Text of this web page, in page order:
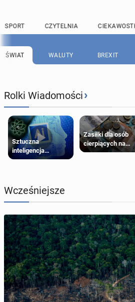
SPORT CZYTELNIA
ŚWIAT WALUTY BREXIT
Rolki Wiadomości›
Sztuczna
inteligencja
próbowała oszukać
Zasiłki dla osób
cierpiących na
schorzenia
Wcześniejsze